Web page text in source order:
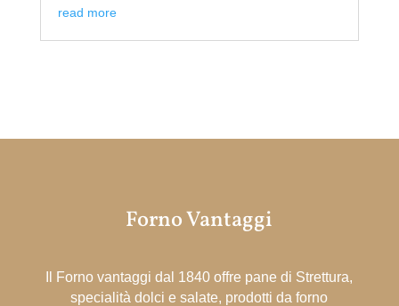
read more
Forno Vantaggi
Il Forno vantaggi dal 1840 offre pane di Strettura,
specialità dolci e salate, prodotti da forno